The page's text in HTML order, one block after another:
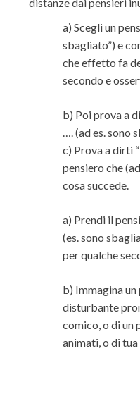
distanze dai pensieri
a) Scegli un
sbagliato”) e
che effetto fa
secondo e
b) Poi prova a
…. (ad es. sono
c) Prova a dirti
pensiero che
cosa succede.
a) Prendi il
(es. sono
per qualche
b) Immagina
disturbante
comico, o di un
animati, o di